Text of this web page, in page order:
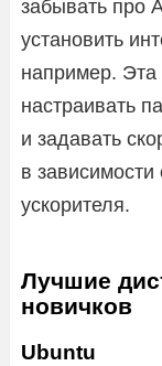
забывать про
установить
например. Эта
настраивать
и задавать
в
ускорителя.
Лучшие
новичков
Ubuntu